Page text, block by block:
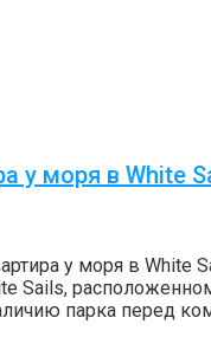
у моря в White
у моря в
Sails,
парка перед